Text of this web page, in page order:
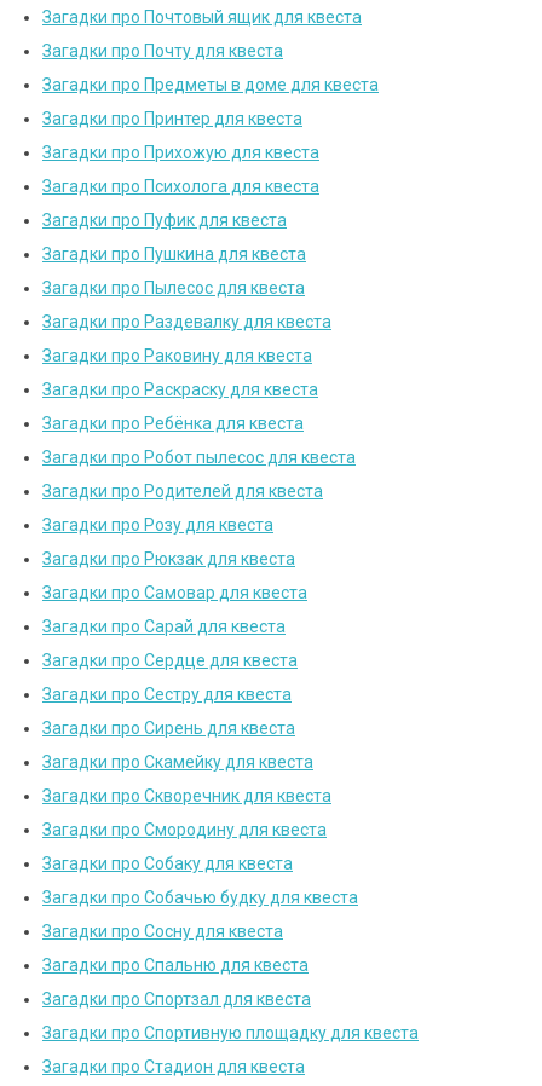
Загадки про Почтовый ящик для квеста
Загадки про Почту для квеста
Загадки про Предметы в доме для квеста
Загадки про Принтер для квеста
Загадки про Прихожую для квеста
Загадки про Психолога для квеста
Загадки про Пуфик для квеста
Загадки про Пушкина для квеста
Загадки про Пылесос для квеста
Загадки про Раздевалку для квеста
Загадки про Раковину для квеста
Загадки про Раскраску для квеста
Загадки про Ребёнка для квеста
Загадки про Робот пылесос для квеста
Загадки про Родителей для квеста
Загадки про Розу для квеста
Загадки про Рюкзак для квеста
Загадки про Самовар для квеста
Загадки про Сарай для квеста
Загадки про Сердце для квеста
Загадки про Сестру для квеста
Загадки про Сирень для квеста
Загадки про Скамейку для квеста
Загадки про Скворечник для квеста
Загадки про Смородину для квеста
Загадки про Собаку для квеста
Загадки про Собачью будку для квеста
Загадки про Сосну для квеста
Загадки про Спальню для квеста
Загадки про Спортзал для квеста
Загадки про Спортивную площадку для квеста
Загадки про Стадион для квеста